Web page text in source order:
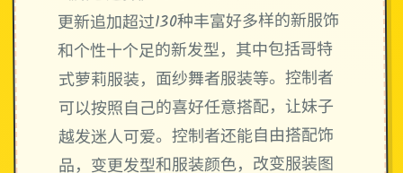
更新追加超过130种丰富好多样的新服饰
和个性十个足的新发型，其中包括哥特
式萝莉服装，面纱舞者服装等。控制者
可以按照自己的喜好任意搭配，让妹子
越发迷人可爱。控制者还能自由搭配饰
品，变更发型和服装颜色，改变服装图